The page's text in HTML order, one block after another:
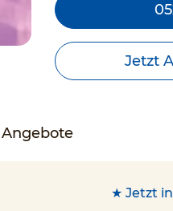
Jetzt
★ Jetzt